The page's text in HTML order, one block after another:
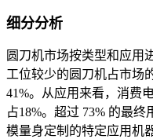
细分分析
圆刀机市场按类型和应用
工位较少的圆刀机占市场
41%。从应用来看，消费
占18%。超过 73% 的最
模量身定制的特定应用机